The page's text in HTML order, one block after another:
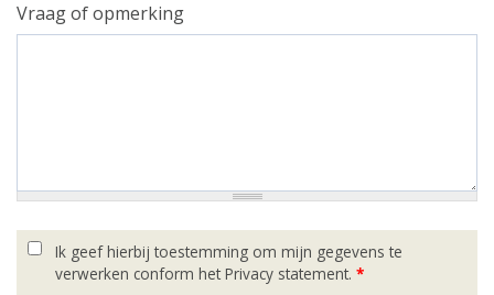
Vraag of opmerking
Ik geef hierbij toestemming om mijn gegevens te
verwerken conform het Privacy statement. *